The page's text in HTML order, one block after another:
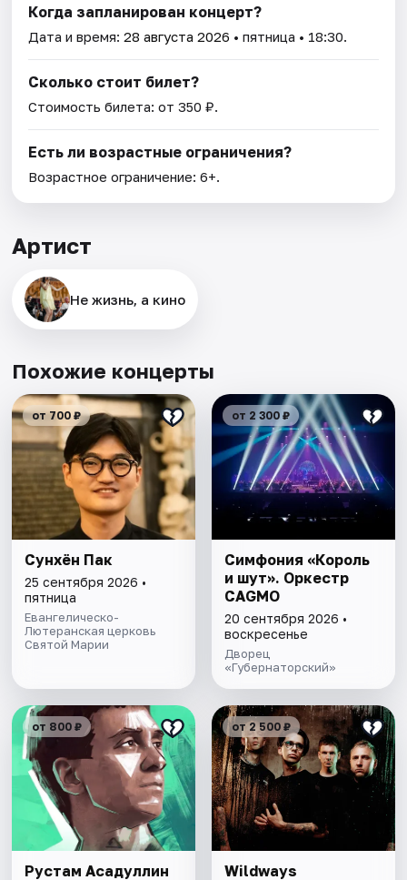
Когда запланирован концерт?
Дата и время:28 августа 2026 • пятница • 18:30.
Сколько стоит билет?
Стоимость билета: от 350 ₽.
Есть ли возрастные ограничения?
Возрастное ограничение: 6+.
Артист
Не жизнь, а кино
Похожие концерты
от 700 ₽
Сунхён Пак
25 сентября 2026 •
пятница
Евангелическо-
Лютеранская церковь
Святой Марии
от 2 300 ₽
Симфония «Король
и шут». Оркестр
CAGMO
20 сентября 2026 •
воскресенье
Дворец
«Губернаторский»
от 800 ₽
Рустам Асадуллин
от 2 500 ₽
Wildways